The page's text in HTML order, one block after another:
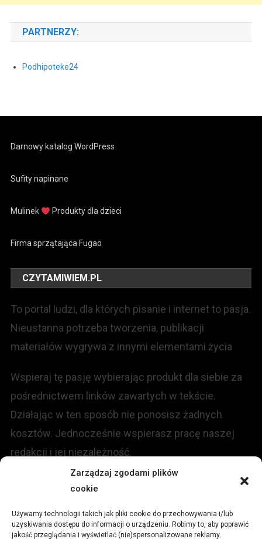
Zarządzaj zgodami plików
cookie
Używamy technologii takich jak pliki cookie do przechowywania i/lub
uzyskiwania dostępu do informacji o urządzeniu. Robimy to, aby poprawić
jakość przeglądania i wyświetlać (nie)spersonalizowane reklamy.
PARTNERZY:
Podhipoteke24
Darnowy katalog WordPress
Sufity napinane
Mulinek Produkty dla dzieci
Firma sprzątająca Fugao
CZYTAMIWIEM.PL
To portal ludzi, dla których pisanie i internet to pasja.
Nieustanna potrzeba tworzenia, publikacji
materiałów wygrywa z innymi elementami życia
Wspieraj tę pasję wybierając produkt dla siebie za
pośrednictwem linków zawartych w tekście.
Działając w ten sposób nie ponosisz żadnych
kosztów. Jednocześnie wspierasz pracę naszej
redakcji i jej niezależność.
Redakcja portalu: